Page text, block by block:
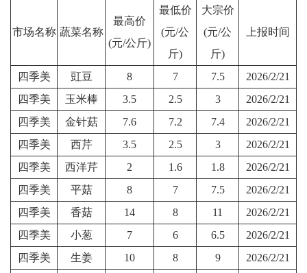
市场名称 蔬菜名称
最高价
(元/公斤)
最低价
(元/公
斤)
大宗价
(元/公
斤)
上报时间
四季美 豇豆 8 7 7.5
2026/2/21
四季美
玉米棒 3.5 2.5 3
2026/2/21
四季美
金针菇 7.6 7.2 7.4
2026/2/21
四季美
西芹 3.5 2.5 3
2026/2/21
四季美
西洋芹 2 1.6 1.8
2026/2/21
四季美
平菇 8 7 7.5
2026/2/21
四季美
香菇 14 8 11
2026/2/21
四季美
小葱 7 6 6.5
2026/2/21
四季美
生姜 10 8 9
2026/2/21